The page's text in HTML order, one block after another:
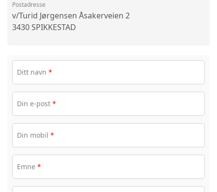
Postadresse
v/Turid Jørgensen Åsakerveien 2
3430 SPIKKESTAD
Ditt navn *
Din e-post *
Din mobil *
Emne *